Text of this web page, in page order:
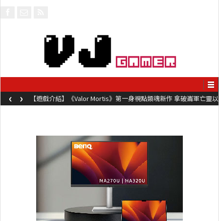
【遊戲介紹】《Valor Mortis》第一身視點類魂新作 拿破崙軍亡靈以
槍械劍與魔法殺敵
‹ ›